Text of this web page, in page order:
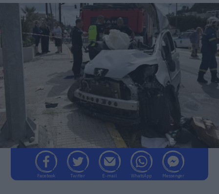
Facebook Twitter E-mail WhatsApp Messenger